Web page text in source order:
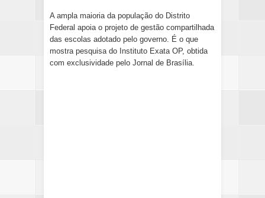
A ampla maioria da população do Distrito
Federal apoia o projeto de gestão compartilhada
das escolas adotado pelo governo. É o que
mostra pesquisa do Instituto Exata OP, obtida
com exclusividade pelo Jornal de Brasília.